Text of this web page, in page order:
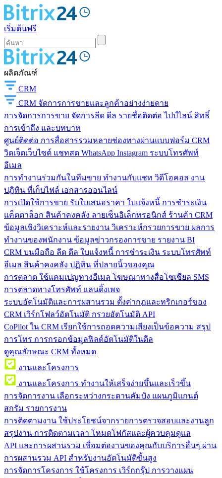
เริ่มต้นฟรี
ผลิตภัณฑ์
CRM
CRM จัดการการขายและลูกค้าอย่างง่ายดาย
การจัดการการขาย จัดการลีด ดีล รายชื่อติดต่อ ไปป์ไลน์ สิทธิ์
การเข้าถึง และบทบาท
ศูนย์ติดต่อ การสื่อสารรวมหลายช่องทางผ่านแบบฟอร์ม CRM
วิดเจ็ตเว็บไซต์ แชทสด WhatsApp Instagram ระบบโทรศัพท์
อีเมล
การทำงานร่วมกันในทีมขาย ทำงานกับแชท วิดีโอคอล งาน
ปฏิทิน ที่เก็บไฟล์ เอกสารออนไลน์
การเปิดใช้การขาย รับใบเสนอราคา ใบแจ้งหนี้ การชำระเงิน
แค็ตตาล็อก สินค้าคงคลัง ลายเซ็นอิเล็กทรอนิกส์ ร้านค้า CRM
ข้อมูลเชิงวิเคราะห์และรายงาน วิเคราะห์กรวยการขาย ผลการ
ทำงานของพนักงาน ข้อมูลข่าวกรองการขาย รายงาน BI
CRM บนมือถือ ลีด ดีล ใบแจ้งหนี้ การชำระเงิน ระบบโทรศัพท์
อีเมล สินค้าคงคลัง ปฏิทิน ที่ปลายนิ้วของคุณ
การตลาด ใช้แคมเปญทางอีเมล โฆษณาทางสื่อโซเชียล SMS
การตลาดทางโทรศัพท์ แลนดิ้งเพจ
ระบบอัตโนมัติและการผสานรวม ตั้งค่ากฎและทริกเกอร์ของ
CRM เวิร์กโฟลว์อัตโนมัติ กรวยอัตโนมัติ API
CoPilot ใน CRM เรียกใช้การถอดความเสียงเป็นข้อความ สรุป
การโทร การกรอกข้อมูลฟิลด์อัตโนมัติในดีล
ดูคุณลักษณะ CRM ทั้งหมด
งานและโครงการ
งานและโครงการ ทำงานให้เสร็จง่ายขึ้นและเร็วขึ้น
การจัดการงาน เลือกระหว่างกระดานคัมบัง แผนภูมิแกนต์
สกรัม รายการงาน
การติดตามงาน ใช้ประโยชน์จากรายการตรวจสอบและงานลูก
สรุปงาน การติดตามเวลา โหมดโฟกัสและผู้ควบคุมดูแล
API และการผสานรวม เชื่อมต่องานของคุณกับบริการอื่นๆ ผ่าน
การผสานรวม API สำหรับงานอัตโนมัติขั้นสูง
การจัดการโครงการ ใช้โครงการ เวิร์กกรุ๊ป การวางแผน